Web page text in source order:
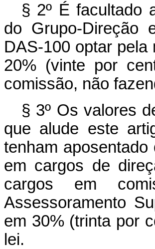
§ 2º É facultado
do Grupo-Direção
DAS-100 optar
20% (vinte por
comissão, não
§ 3º Os valores
que alude este
tenham
em cargos de
cargos em
Assessoramento
em 30% (trinta por
lei.